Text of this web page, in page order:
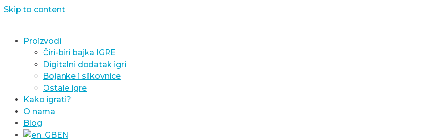
Skip to content
Proizvodi
Čiri-biri bajka IGRE
Digitalni dodatak igri
Bojanke i slikovnice
Ostale igre
Kako igrati?
O nama
Blog
EN